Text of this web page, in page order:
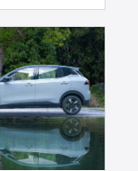
家和出席玩具
讨用户时代下
”变“拥护”？
20